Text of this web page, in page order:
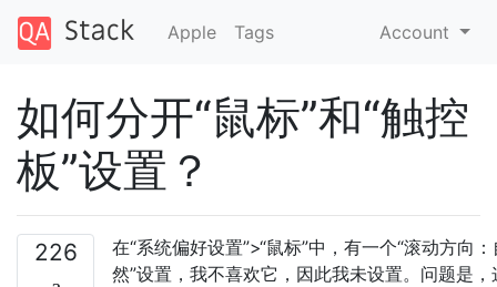
Apple Tags Account
如何分开“鼠标”和“触控
板”设置？
226
在“系统偏好设置”>“鼠标”中，有一个“滚动方向
然”设置，我不喜欢它，因此我未设置。问题是，